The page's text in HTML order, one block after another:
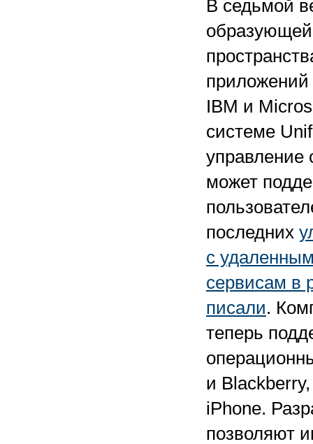
В седьмой
образующей
IBM и
системе
управление
может
последних
с
сервисам в
писали.
теперь
и
iPhone.
позволяют